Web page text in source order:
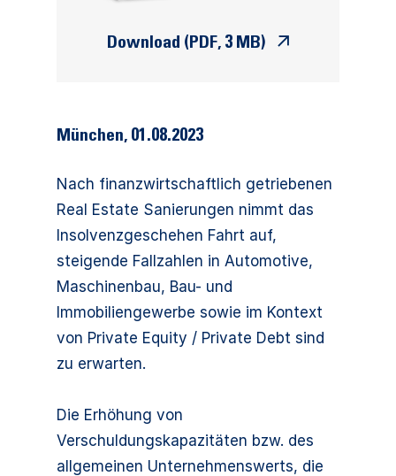
Download (PDF, 3 MB)
München, 01.08.2023
Nach finanzwirtschaftlich getriebenen
Real Estate Sanierungen nimmt das
Insolvenzgeschehen Fahrt auf,
steigende Fallzahlen in Automotive,
Maschinenbau, Bau- und
Immobiliengewerbe sowie im Kontext
von Private Equity / Private Debt sind
zu erwarten.
Die Erhöhung von
Verschuldungskapazitäten bzw. des
allgemeinen Unternehmenswerts, die